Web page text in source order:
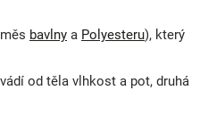
bavlny a Polyesteru), který
od těla vlhkost a pot, druhá